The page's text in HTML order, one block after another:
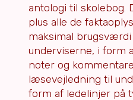
antologi til skolebog.
plus alle de
maksimal
underviserne, i form
noter og
læsevejledning til
form af ledelinjer på